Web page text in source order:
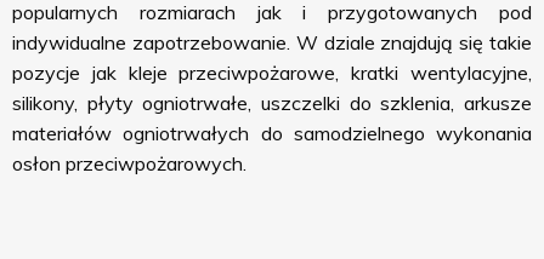
popularnych rozmiarach jak i przygotowanych pod
indywidualne zapotrzebowanie. W dziale znajdują się takie
pozycje jak kleje przeciwpożarowe, kratki wentylacyjne,
silikony, płyty ogniotrwałe, uszczelki do szklenia, arkusze
materiałów ogniotrwałych do samodzielnego wykonania
osłon przeciwpożarowych.